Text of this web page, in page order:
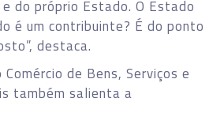
do próprio Estado. O Estado
é um contribuinte? É do ponto
destaca.
de Bens, Serviços e
também salienta a